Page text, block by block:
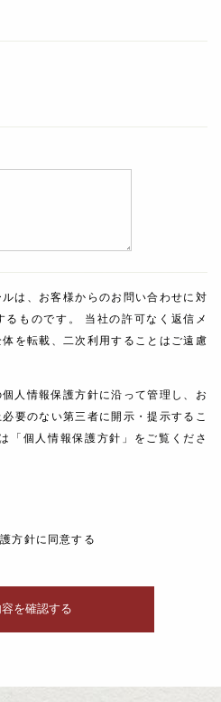
は、お客様からのお問い合わせに対
るものです。 当社の許可なく返信メ
を転載、二次利用することはご遠慮
人情報保護方針に沿って管理し、お
要のない第三者に開示・提示するこ
「個人情報保護方針」をご覧くださ
方針に同意する